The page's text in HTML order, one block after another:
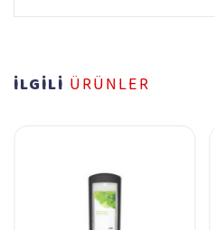
İLGİLİ ÜRÜNLER